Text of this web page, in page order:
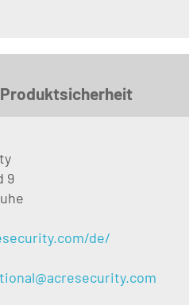
9
de/